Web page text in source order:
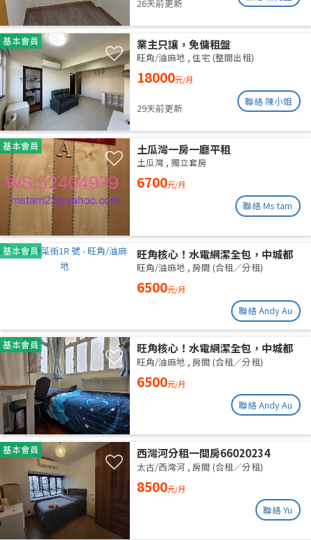
26天前更新
基本會員 業主只讓，免傭租盤
旺角/油麻地 , 住宅 (整間出租)
18000元/月
29天前更新
聯絡 陳小姐
基本會員 土瓜灣一房一廳平租
土瓜灣 , 獨立套房
6700元/月
聯絡 Ms tam
基本會員
旺角核心！水電網潔全包，中城都
理大通勤黨
旺角/油麻地 , 房間 (合租／分租)
6500元/月
聯絡 Andy Au
基本會員
旺角核心！水電網潔全包，中城都
理大通勤黨
旺角/油麻地 , 房間 (合租／分租)
6500元/月
聯絡 Andy Au
基本會員 西灣河分租一間房66020234
太古/西灣河 , 房間 (合租／分租)
8500元/月
聯絡 Yu